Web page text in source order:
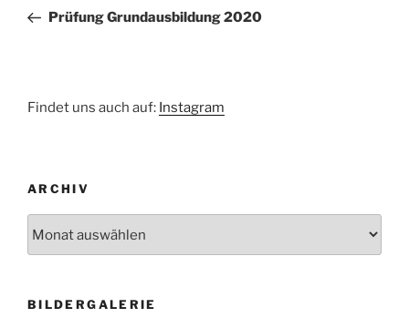
BeitragPrüfung Grundausbildung 2020
Findet uns auch auf: Instagram
ARCHIV
BILDERGALERIE